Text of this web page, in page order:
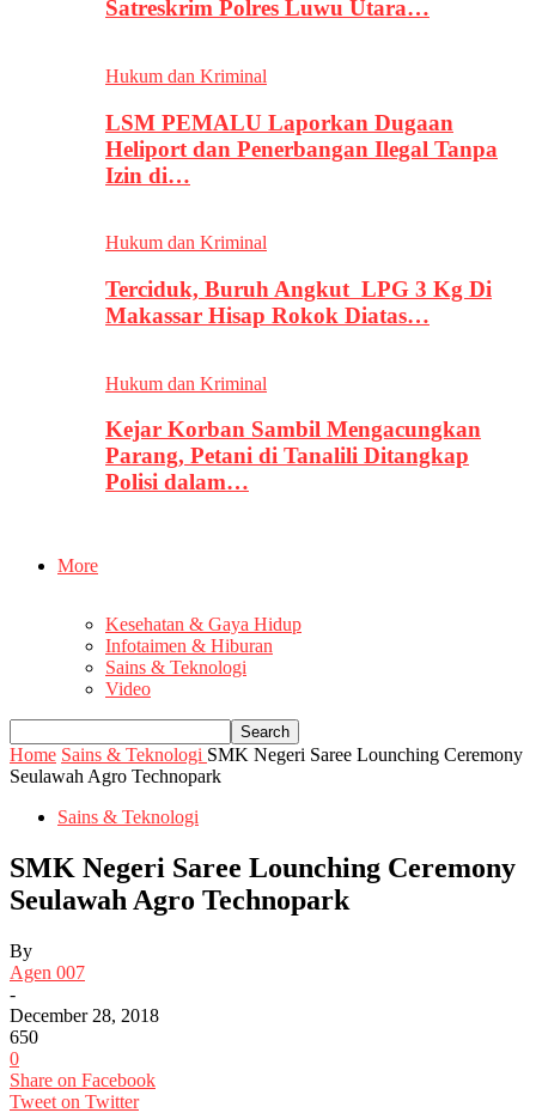
Satreskrim Polres Luwu Utara…
Hukum dan Kriminal
LSM PEMALU Laporkan Dugaan
Heliport dan Penerbangan Ilegal Tanpa
Izin di…
Hukum dan Kriminal
Terciduk, Buruh Angkut LPG 3 Kg Di
Makassar Hisap Rokok Diatas…
Hukum dan Kriminal
Kejar Korban Sambil Mengacungkan
Parang, Petani di Tanalili Ditangkap
Polisi dalam…
More
Kesehatan & Gaya Hidup
Infotaimen & Hiburan
Sains & Teknologi
Video
Home Sains & Teknologi SMK Negeri Saree Lounching Ceremony
Seulawah Agro Technopark
Sains & Teknologi
SMK Negeri Saree Lounching Ceremony
Seulawah Agro Technopark
By
Agen 007
-
December 28, 2018
650
0
Share on Facebook
Tweet on Twitter